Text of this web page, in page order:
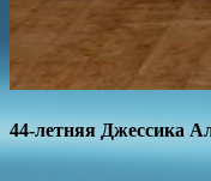
44-летняя Джессика